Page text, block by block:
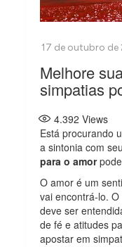
Melhore
simpatias
4.392 Views
Está procurando
a sintonia com
para o amor
O amor é um
vai encontrá-lo.
deve ser
de fé e atitudes
apostar em